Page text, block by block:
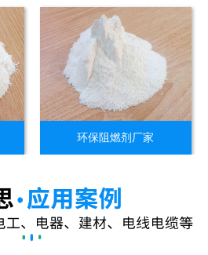
环保阻燃剂厂家